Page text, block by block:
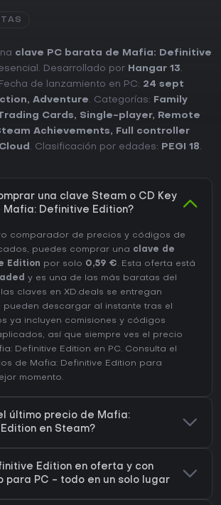
clave PC barata de Mafia: Definitive
Desarrollado por Hangar 13.
de lanzamiento en PC: 24 sept
, Adventure. Categorías:
Family
Cards, Single-player,
Remote
Achievements,
Full controller
. Clasificación por edades: PEGI 18.
una clave Steam o CD Key
Mafia: Definitive Edition?
comparador de precios y códigos de
puedes comprar una clave de
Edition por solo 0,59 €. Esta oferta está
y es una de las más baratas del
claves en XD.deals se entregan
pueden descargar al instante tras el
ya incluyen comisiones y códigos
así que siempre ves el precio
Definitive Edition en PC. Consulta el
de Mafia: Definitive Edition para
momento.
último precio de Mafia:
en Steam?
Edition en oferta y con
para PC - todo en un solo lugar